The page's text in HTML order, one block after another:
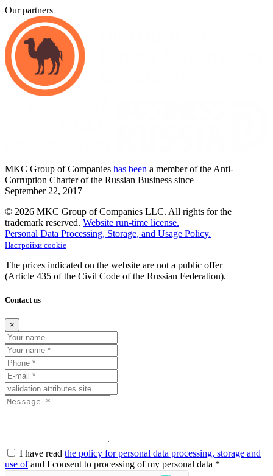
Our partners
MKC Group of Companies has been a member of the Anti-
Corruption Charter of the Russian Business since
September 22, 2017
© 2026 MKC Group of Companies LLC. All rights for the
trademark reserved. Website run-time license.
Personal Data Processing, Storage, and Usage Policy.
Настройки cookie
The prices indicated on the website are not a public offer
(Article 435 of the Civil Code of the Russian Federation).
Contact us
×
I have read the policy for personal data processing, storage and
use ofand I consent to processing of my personal data *